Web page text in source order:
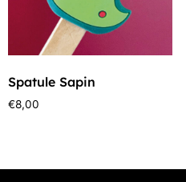
Spatule Sapin
€8,00